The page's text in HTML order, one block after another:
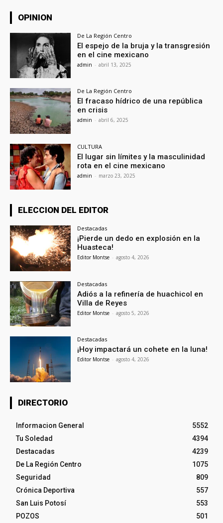
OPINION
De La Región Centro
El espejo de la bruja y la transgresión
en el cine mexicano
admin - abril 13, 2025
De La Región Centro
El fracaso hídrico de una república
en crisis
admin - abril 6, 2025
CULTURA
El lugar sin límites y la masculinidad
rota en el cine mexicano
admin - marzo 23, 2025
ELECCION DEL EDITOR
Destacadas
¡Pierde un dedo en explosión en la
Huasteca!
Editor Montse - agosto 4, 2026
Destacadas
Adiós a la refinería de huachicol en
Villa de Reyes
Editor Montse - agosto 5, 2026
Destacadas
¡Hoy impactará un cohete en la luna!
Editor Montse - agosto 4, 2026
DIRECTORIO
Informacion General
5552
Tu Soledad
4394
Destacadas
4239
De La Región Centro
1075
Seguridad
809
Crónica Deportiva
557
San Luis Potosí
553
POZOS
501